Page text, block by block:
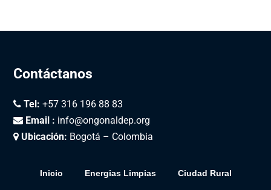
Contáctanos
Tel: +57 316 196 88 83
Email : info@ongonaldep.org
Ubicación: Bogotá – Colombia
Inicio Energias Limpias Ciudad Rural